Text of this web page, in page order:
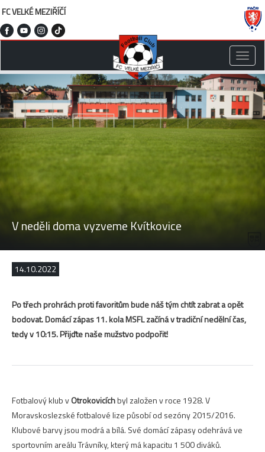
FC VELKÉ MEZIŘÍČÍ
Toggle
V neděli doma vyzveme Kvítkovice
14.10.2022
Po třech prohrách proti favoritům bude náš tým chtít zabrat a opět
bodovat. Domácí zápas 11. kola MSFL začíná v tradiční nedělní čas,
tedy v 10:15. Přijďte naše mužstvo podpořit!
Fotbalový klub vOtrokovicíchbyl založen v roce 1928. V
Moravskoslezské fotbalové lize působí od sezóny 2015/2016.
Klubové barvy jsou modrá a bílá. Své domácí zápasy odehrává ve
sportovním areálu Trávníky, který má kapacitu 1 500 diváků.